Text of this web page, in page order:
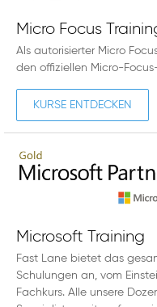
Micro Focus
Als autorisierter Micro
den offiziellen Micro-
KURSE ENTDECKEN
Microsoft Training
Fast Lane bietet das
Schulungen an, vom
Fachkurs. Alle unsere